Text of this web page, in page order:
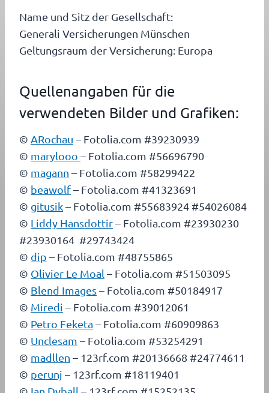
Name und Sitz der Gesellschaft:
Generali Versicherungen Münschen
Geltungsraum der Versicherung: Europa
Quellenangaben für die
verwendeten Bilder und Grafiken:
© ARochau – Fotolia.com #39230939
© marylooo – Fotolia.com #56696790
© magann – Fotolia.com #58299422
© beawolf– Fotolia.com #41323691
© gitusik– Fotolia.com #55683924 #54026084
© Liddy Hansdottir– Fotolia.com #23930230
#23930164 #29743424
© dip – Fotolia.com #48755865
© Olivier Le Moal – Fotolia.com #51503095
© Blend Images– Fotolia.com #50184917
© Miredi – Fotolia.com #39012061
© Petro Feketa – Fotolia.com #60909863
© Unclesam – Fotolia.com #53254291
© madllen – 123rf.com #20136668 #24774611
© perunj – 123rf.com #18119401